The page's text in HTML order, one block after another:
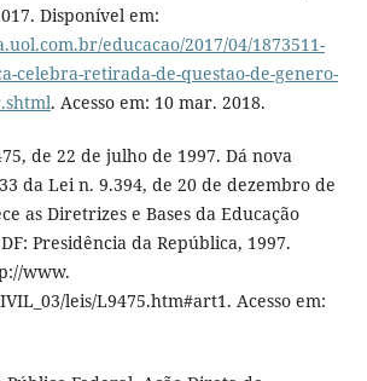
Disponível em:
educacao/2017/04/1873511-
celebra-retirada-de-questao-de-genero-
. Acesso em: 10 mar. 2018.
de 22 de julho de 1997. Dá nova
da Lei n. 9.394, de 20 de dezembro de
as Diretrizes e Bases da Educação
Presidência da República, 1997.
www.
leis/L9475.htm#art1. Acesso em: